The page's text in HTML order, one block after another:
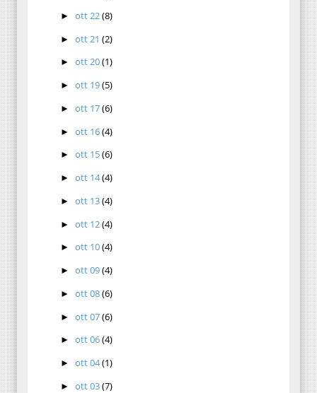
►ott 22(8)
►ott 21(2)
►ott 20(1)
►ott 19(5)
►ott 17(6)
►ott 16(4)
►ott 15(6)
►ott 14(4)
►ott 13(4)
►ott 12(4)
►ott 10(4)
►ott 09(4)
►ott 08(6)
►ott 07(6)
►ott 06(4)
►ott 04(1)
►ott 03(7)